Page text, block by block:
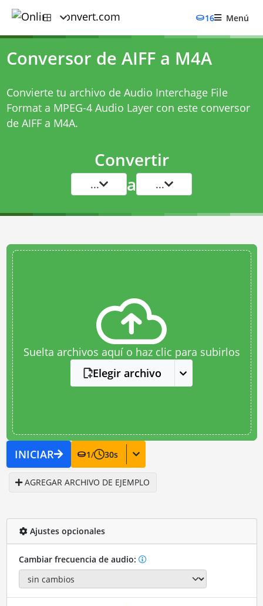
16 Menú
Conversor de AIFF a M4A
Convierte tu archivo de Audio Interchage File
Format a MPEG-4 Audio Layer con este conversor
de AIFF a M4A.
Convertir
... a ...
Suelta archivos aquí o haz clic para subirlos
Elegir archivo
INICIAR 1/ 30s
AGREGAR ARCHIVO DE EJEMPLO
Ajustes opcionales
Cambiar frecuencia de audio: